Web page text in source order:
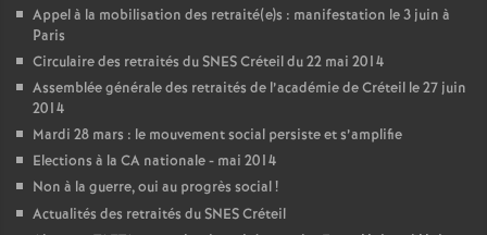
Appel à la mobilisation des retraité(e)s : manifestation le 3 juin à
Paris
Circulaire des retraités duSNESCréteil du 22 mai 2014
Assemblée générale des retraités de l’académie de Créteil le 27 juin
2014
Mardi 28 mars : le mouvement social persiste et s’amplifie
Elections à la CA nationale - mai 2014
Non à la guerre, oui au progrès social!
Actualités des retraités duSNESCréteil